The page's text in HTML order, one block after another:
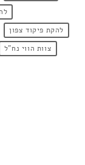
להקת פיקוד צפון
צוות הווי נח"ל